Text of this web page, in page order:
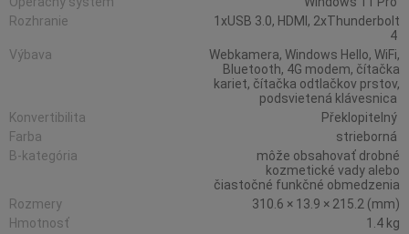
Rozhranie
1xUSB 3.0, HDMI, 2xThunderbolt
4
Výbava
Webkamera, Windows Hello, WiFi,
Bluetooth, 4G modem, čítačka
kariet, čítačka odtlačkov prstov,
podsvietená klávesnica
Konvertibilita
Překlopitelný
Farba
strieborná
B-kategória
môže obsahovať drobné
kozmetické vady alebo
čiastočné funkčné obmedzenia
Rozmery
310.6 × 13.9 × 215.2 (mm)
Hmotnosť
1.4 kg